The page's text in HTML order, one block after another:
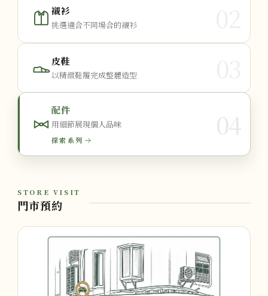
襯衫
挑選適合不同場合的襯衫
皮鞋
以精緻鞋履完成整體造型
04
配件
用細節展現個人品味
探索系列
STORE VISIT
門市預約